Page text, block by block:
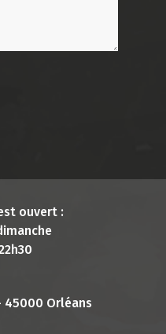
ouvert :
45000 Orléans